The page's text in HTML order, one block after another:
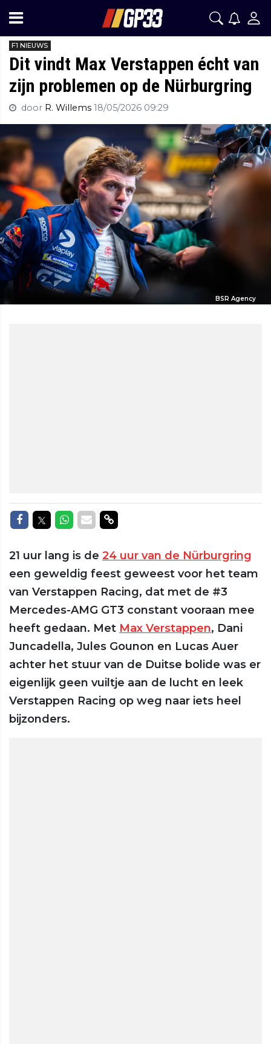
F1 NIEUWS
Dit vindt Max Verstappen écht van
zijn problemen op de Nürburgring
door R. Willems 18/05/2026 09:29
BSR Agency
Delen op Facebook
Delen op Twitter
Delen op Whatsapp
Delen via Mail
Delen via link
21 uur lang is de 24 uur van de Nürburgring
een geweldig feest geweest voor het team
van Verstappen Racing, dat met de #3
Mercedes-AMG GT3 constant vooraan mee
heeft gedaan. Met Max Verstappen, Dani
Juncadella, Jules Gounon en Lucas Auer
achter het stuur van de Duitse bolide was er
eigenlijk geen vuiltje aan de lucht en leek
Verstappen Racing op weg naar iets heel
bijzonders.